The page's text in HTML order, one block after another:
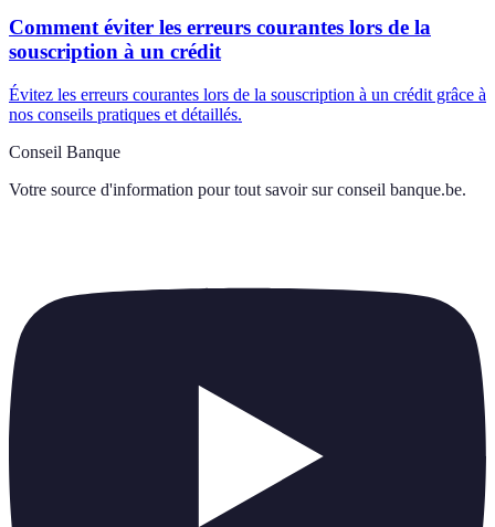
Comment éviter les erreurs courantes lors de la
souscription à un crédit
Évitez les erreurs courantes lors de la souscription à un crédit grâce à
nos conseils pratiques et détaillés.
Conseil Banque
Votre source d'information pour tout savoir sur conseil banque.be.